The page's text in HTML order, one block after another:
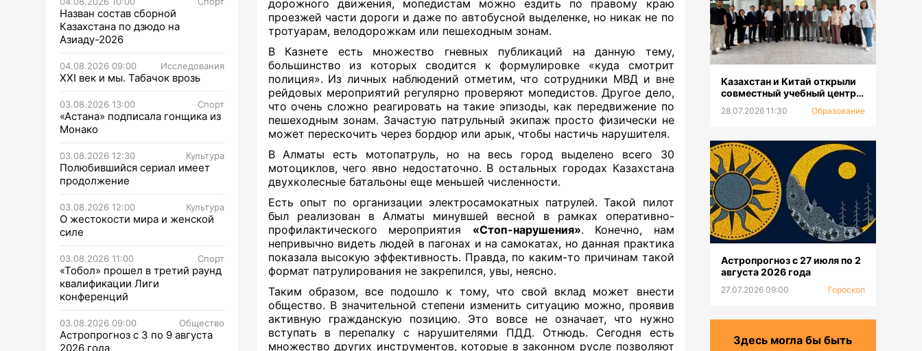
Назван состав сборной
Казахстана по дзюдо на
Азиаду-2026
04.08.2026 09:00 Исследования
XXI век и мы. Табачок врозь
03.08.2026 13:00 Спорт
«Астана» подписала гонщика из
Монако
03.08.2026 12:30 Культура
Полюбившийся сериал имеет
продолжение
03.08.2026 12:00 Культура
О жестокости мира и женской
силе
03.08.2026 11:00 Спорт
«Тобол» прошел в третий раунд
квалификации Лиги
конференций
03.08.2026 09:00 Общество
Астропрогноз с 3 по 9 августа
2026 года
дорожного движения, мопедистам можно ездить по правому краю
проезжей части дороги и даже по автобусной выделенке, но никак не по
тротуарам, велодорожкам или пешеходным зонам.
В Казнете есть множество гневных публикаций на данную тему,
большинство из которых сводится к формулировке «куда смотрит
полиция». Из личных наблюдений отметим, что сотрудники МВД и вне
рейдовых мероприятий регулярно проверяют мопедистов. Другое дело,
что очень сложно реагировать на такие эпизоды, как передвижение по
пешеходным зонам. Зачастую патрульный экипаж просто физически не
может перескочить через бордюр или арык, чтобы настичь нарушителя.
В Алматы есть мотопатруль, но на весь город выделено всего 30
мотоциклов, чего явно недостаточно. В остальных городах Казахстана
двухколесные батальоны еще меньшей численности.
Есть опыт по организации электросамокатных патрулей. Такой пилот
был реализован в Алматы минувшей весной в рамках оперативно-
профилактического мероприятия «Стоп-нарушения». Конечно, нам
непривычно видеть людей в пагонах и на самокатах, но данная практика
показала высокую эффективность. Правда, по каким-то причинам такой
формат патрулирования не закрепился, увы, неясно.
Таким образом, все подошло к тому, что свой вклад может внести
общество. В значительной степени изменить ситуацию можно, проявив
активную гражданскую позицию. Это вовсе не означает, что нужно
вступать в перепалку с нарушителями ПДД. Отнюдь. Сегодня есть
множество других инструментов, которые в законном русле позволяют
Казахстан и Китай открыли
совместный учебный центр
квалификации и
28.07.2026 11:30 Образование
Астропрогноз с 27 июля по 2
августа 2026 года
27.07.2026 09:00 Гороскоп
Здесь могла бы быть